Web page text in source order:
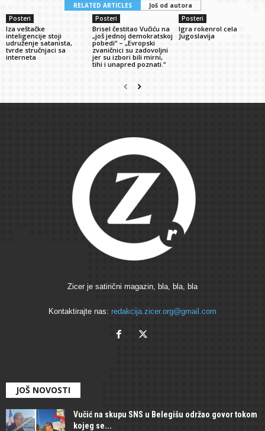
RELATED ARTICLES
Još od autora
Posteri
Iza veštačke
inteligencije stoji
udruženje satanista,
tvrde stručnjaci sa
interneta
Posteri
Brisel čestitao Vučiću na
„još jednoj demokratskoj
pobedi“ – „Evropski
zvaničnici su zadovoljni
jer su izbori bili mirni,
tihi i unapred poznati.“
Posteri
Igra rokenrol cela
Jugoslavija
Zicer je satirični magazin, bla, bla, bla
Kontaktirajte nas: redakcija.zicer.org@gmail.com
JOŠ NOVOSTI
Vučić na skupu SNS u Belegišu održao govor tokom
kojeg se...